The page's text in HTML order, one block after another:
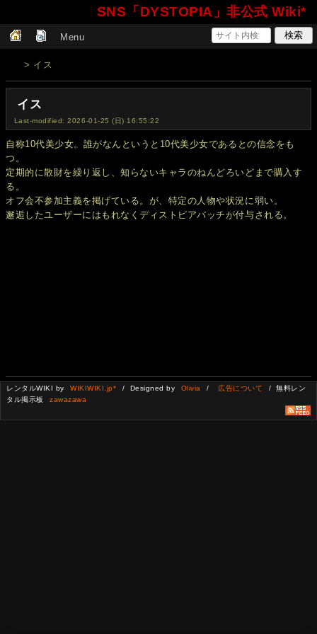
SNS「DYSTOPIA」非公式 Wiki*
Menu
> イス
イス
Last-modified: 2026-01-25 (日) 16:55:22
自称10代美少女。誰がなんというと10代美少女であるとの信念をも
つ。
定期的に散財を繰り返し、知らないキャラのねんどろいどまで購入す
る。
オフ会不参加主義を掲げている。が、特定の人物や状況に弱い。
邂逅したユーザーにはもれなくディストピアバッチが付与される。
レンタルWIKI by WIKIWIKI.jp* / Designed by Olivia / 広告について
/ 無料レン
タル掲示板
zawazawa